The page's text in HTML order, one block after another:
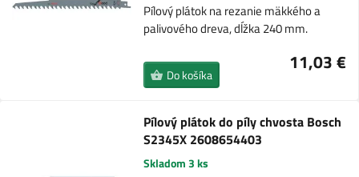
Pílový plátok na rezanie mäkkého a
palivového dreva, dĺžka 240 mm.
11,03 €
Do košíka
Pílový plátok do píly chvosta Bosch
S2345X 2608654403
Skladom 3 ks